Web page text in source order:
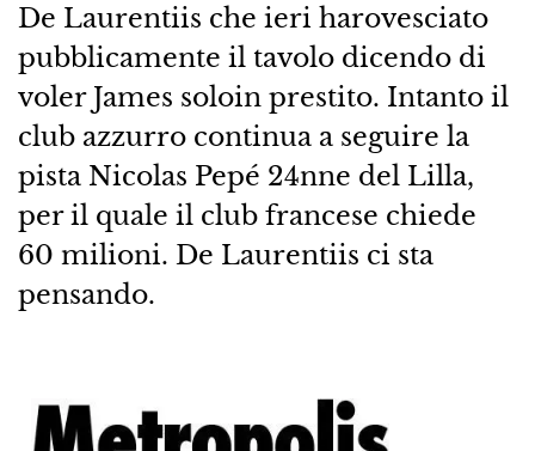
De Laurentiis che ieri harovesciato
pubblicamente il tavolo dicendo di
voler James soloin prestito. Intanto il
club azzurro continua a seguire la
pista Nicolas Pepé 24nne del Lilla,
per il quale il club francese chiede
60 milioni. De Laurentiis ci sta
pensando.